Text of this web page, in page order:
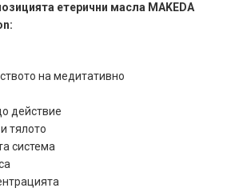
етерични масла MAKEDA
:
на медитативно
действие
тялото
система